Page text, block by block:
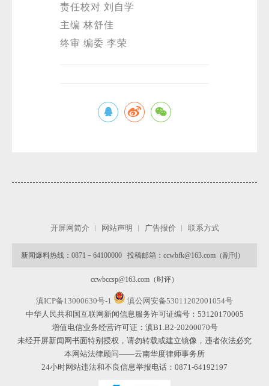
责任校对 刘自学
主编 林舒佳
终审 编委 李荣
开屏网简介 网站声明 广告报价 联系方式
新闻爆料热线：0871－64100000 投稿邮箱：ccwbfk@163.com（副刊）
ccwbccsp@163.com（时评）
滇ICP备13000630号-1
滇公网安备53011202001054号
中华人民共和国互联网新闻信息服务许可证编号：53120170005
增值电信业务经营许可证：滇B1.B2-20200070号
未经开屏新闻网书面特别授权，请勿转载或建立镜像，违者依法必究
本网站法律顾问——云南华度律师事务所
24小时网站违法和不良信息举报电话：0871-64192197